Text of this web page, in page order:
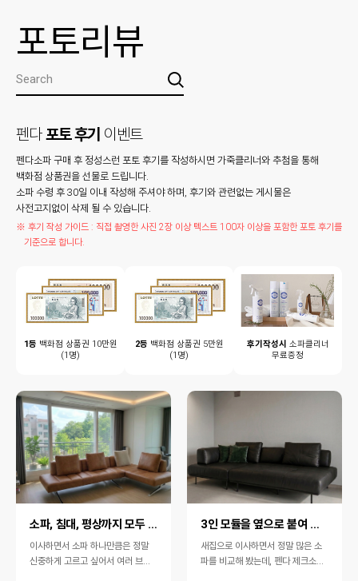
포토리뷰
펜다포토 후기 이벤트
펜다소파 구매 후 정성스런 포토 후기를 작성하시면 가죽클리너와 추첨을 통해
백화점 상품권을 선물로 드립니다.
소파 수령 후 30일 이내 작성해 주셔야 하며, 후기와 관련없는 게시물은
사전고지없이 삭제 될 수 있습니다.
※ 후기 작성 가이드 : 직접 촬영한 사진 2장 이상 텍스트 100자 이상을 포함한 포토 후기를
기준으로 합니다.
1등 백화점 상품권 10만원
(1명)
2등 백화점 상품권 5만원
(1명)
후기작성시 소파클리너
무료증정
소파, 침대, 평상까지 모두 활용할 수 있는 모듈형 딕…
이사하면서 소파 하나만큼은 정말
신중하게 고르고 싶어서 여러 브랜
3인 모듈을 옆으로 붙여 넓은 평상처럼 사용
새집으로 이사하면서 정말 많은 소
파를 비교해 봤는데, 펜다 제크소파